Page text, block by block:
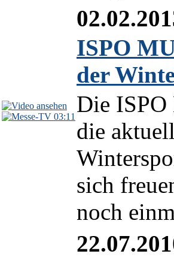
03:11
ISPO
der
Die
die
sich
noch